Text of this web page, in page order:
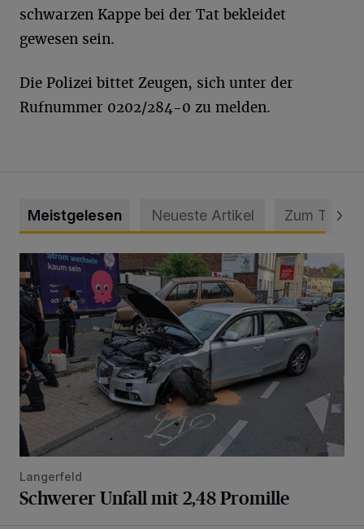
schwarzen Kappe bei der Tat bekleidet
gewesen sein.
Die Polizei bittet Zeugen, sich unter der
Rufnummer 0202/284-0 zu melden.
Meistgelesen Neueste Artikel Zum Thema
Schwerer Unfall mit 2,48 Promille
Langerfeld
Schwerer Unfall mit 2,48 Promille